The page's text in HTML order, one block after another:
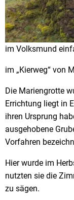
im Volksmund
im „Kierweg“ von
Die Mariengrotte
Errichtung liegt in
ihren Ursprung
ausgehobene
Vorfahren
Hier wurde im
nutzten sie die
zu sägen.